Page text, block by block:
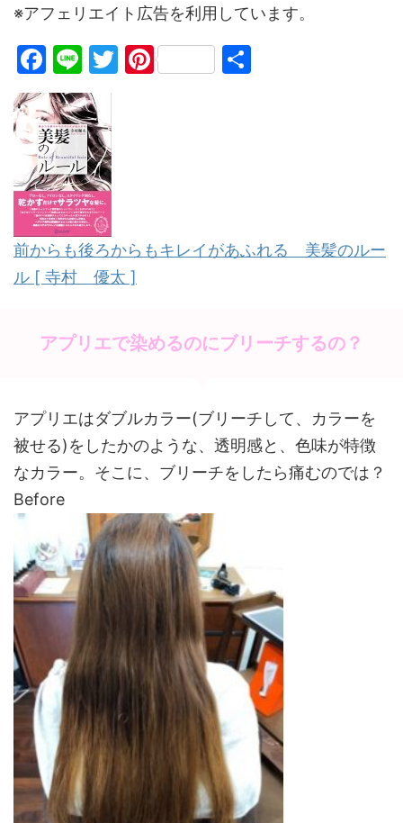
※アフェリエイト広告を利用しています。
F
a
c
e
b
o
o
k
Li
n
e
T Pi
前からも後ろからもキレイがあふれる 美髪のルー
ル [ 寺村 優太 ]
アプリエで染めるのにブリーチするの？
アプリエはダブルカラー(ブリーチして、カラーを
被せる)をしたかのような、透明感と、色味が特徴
なカラー。そこに、ブリーチをしたら痛むのでは？
Before